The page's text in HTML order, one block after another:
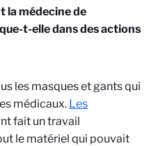
la médecine de
t-elle dans des actions
les masques et gants qui
médicaux. Les
fait un travail
le matériel qui pouvait